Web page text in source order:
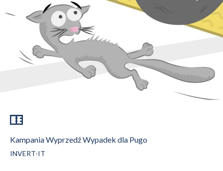
Kampania Wyprzedź Wypadek dla Pugo
INVERT-IT